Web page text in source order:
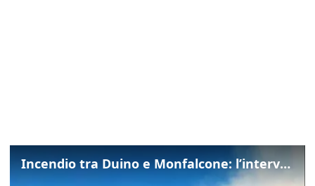
Incendio tra Duino e Monfalcone: l’intervento dei vigili del fuoco